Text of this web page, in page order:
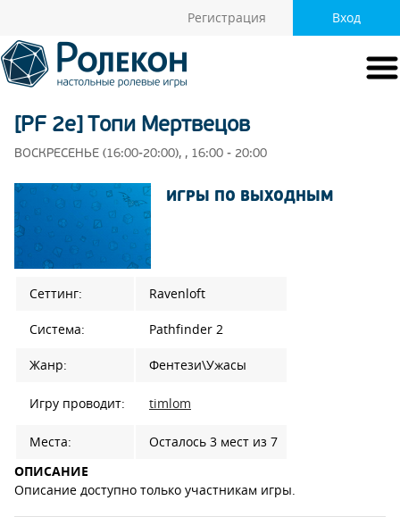
Вход
Регистрация
[PF 2e] Топи Мертвецов
ВОСКРЕСЕНЬЕ (16:00-20:00), , 16:00 - 20:00
ИГРЫ ПО ВЫХОДНЫМ
Сеттинг: Ravenloft
Система: Pathfinder 2
Жанр: Фентези\Ужасы
Игру проводит: timlom
Места: Осталось 3 мест из 7
ОПИСАНИЕ
Описание доступно только участникам игры.